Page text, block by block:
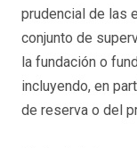
prudencial de las
conjunto de
la fundación o
incluyendo, en
de reserva o del